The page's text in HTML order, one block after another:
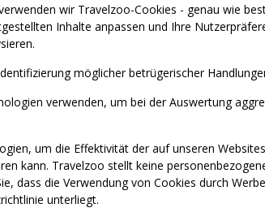
wir Travelzoo-Cookies - genau wie
Inhalte anpassen und Ihre
möglicher betrügerischer
verwenden, um bei der Auswertung
um die Effektivität der auf unseren
kann. Travelzoo stellt keine
dass die Verwendung von Cookies durch
unterliegt.